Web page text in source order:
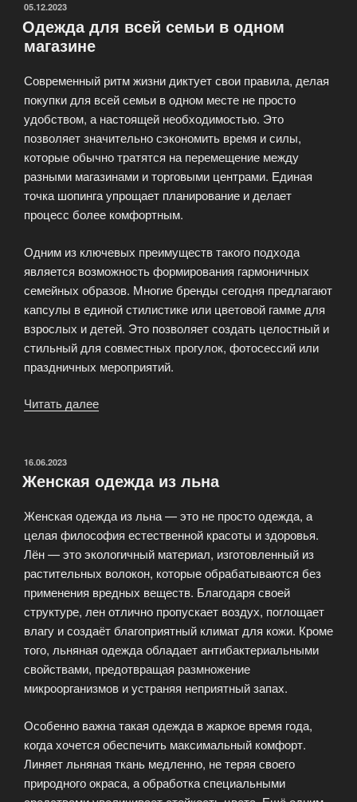
ОПУБЛИКОВАНО
05.12.2023
Одежда для всей семьи в одном
магазине
Современный ритм жизни диктует свои правила, делая
покупки для всей семьи в одном месте не просто
удобством, а настоящей необходимостью. Это
позволяет значительно сэкономить время и силы,
которые обычно тратятся на перемещение между
разными магазинами и торговыми центрами. Единая
точка шопинга упрощает планирование и делает
процесс более комфортным.
Одним из ключевых преимуществ такого подхода
является возможность формирования гармоничных
семейных образов. Многие бренды сегодня предлагают
капсулы в единой стилистике или цветовой гамме для
взрослых и детей. Это позволяет создать целостный и
стильный для совместных прогулок, фотосессий или
праздничных мероприятий.
Читать далее
в
магазине»
ОПУБЛИКОВАНО
16.06.2023
Женская одежда из льна
Женская одежда из льна — это не просто одежда, а
целая философия естественной красоты и здоровья.
Лён — это экологичный материал, изготовленный из
растительных волокон, которые обрабатываются без
применения вредных веществ. Благодаря своей
структуре, лен отлично пропускает воздух, поглощает
влагу и создаёт благоприятный климат для кожи. Кроме
того, льняная одежда обладает антибактериальными
свойствами, предотвращая размножение
микроорганизмов и устраняя неприятный запах.
Особенно важна такая одежда в жаркое время года,
когда хочется обеспечить максимальный комфорт.
Линяет льняная ткань медленно, не теряя своего
природного окраса, а обработка специальными